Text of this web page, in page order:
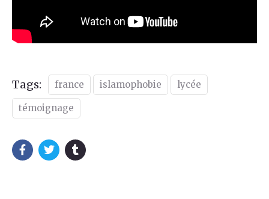
Tags: france islamophobie lycée
témoignage